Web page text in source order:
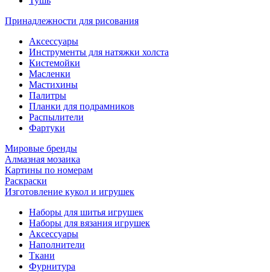
Принадлежности для рисования
Аксессуары
Инструменты для натяжки холста
Кистемойки
Масленки
Мастихины
Палитры
Планки для подрамников
Распылители
Фартуки
Мировые бренды
Алмазная мозаика
Картины по номерам
Раскраски
Изготовление кукол и игрушек
Наборы для шитья игрушек
Наборы для вязания игрушек
Аксессуары
Наполнители
Ткани
Фурнитура